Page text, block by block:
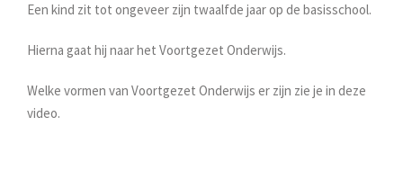
Een kind zit tot ongeveer zijn twaalfde jaar op de basisschool.
Hierna gaat hij naar het Voortgezet Onderwijs.
Welke vormen van Voortgezet Onderwijs er zijn zie je in deze
video.